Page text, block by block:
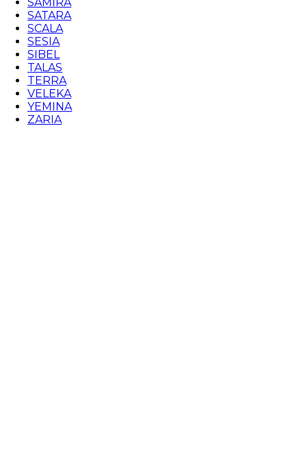
SATARA
SCALA
SESIA
SIBEL
TALAS
TERRA
VELEKA
YEMINA
ZARIA